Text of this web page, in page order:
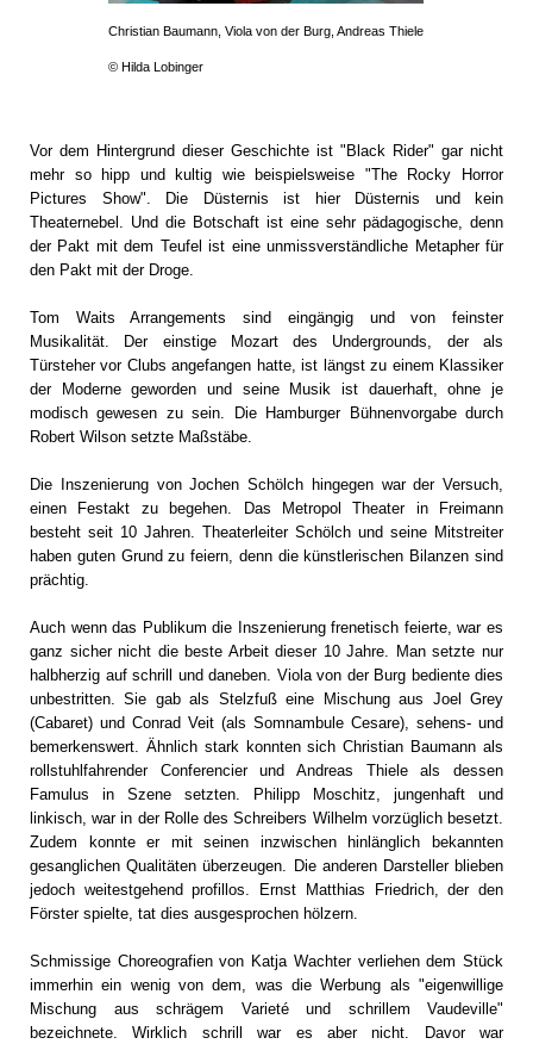
Christian Baumann, Viola von der Burg, Andreas Thiele
© Hilda Lobinger
Vor dem Hintergrund dieser Geschichte ist "Black Rider" gar nicht
mehr so hipp und kultig wie beispielsweise "The Rocky Horror
Pictures Show". Die Düsternis ist hier Düsternis und kein
Theaternebel. Und die Botschaft ist eine sehr pädagogische, denn
der Pakt mit dem Teufel ist eine unmissverständliche Metapher für
den Pakt mit der Droge.
Tom Waits Arrangements sind eingängig und von feinster
Musikalität. Der einstige Mozart des Undergrounds, der als
Türsteher vor Clubs angefangen hatte, ist längst zu einem Klassiker
der Moderne geworden und seine Musik ist dauerhaft, ohne je
modisch gewesen zu sein. Die Hamburger Bühnenvorgabe durch
Robert Wilson setzte Maßstäbe.
Die Inszenierung von Jochen Schölch hingegen war der Versuch,
einen Festakt zu begehen. Das Metropol Theater in Freimann
besteht seit 10 Jahren. Theaterleiter Schölch und seine Mitstreiter
haben guten Grund zu feiern, denn die künstlerischen Bilanzen sind
prächtig.
Auch wenn das Publikum die Inszenierung frenetisch feierte, war es
ganz sicher nicht die beste Arbeit dieser 10 Jahre. Man setzte nur
halbherzig auf schrill und daneben. Viola von der Burg bediente dies
unbestritten. Sie gab als Stelzfuß eine Mischung aus Joel Grey
(Cabaret) und Conrad Veit (als Somnambule Cesare), sehens- und
bemerkenswert. Ähnlich stark konnten sich Christian Baumann als
rollstuhlfahrender Conferencier und Andreas Thiele als dessen
Famulus in Szene setzten. Philipp Moschitz, jungenhaft und
linkisch, war in der Rolle des Schreibers Wilhelm vorzüglich besetzt.
Zudem konnte er mit seinen inzwischen hinlänglich bekannten
gesanglichen Qualitäten überzeugen. Die anderen Darsteller blieben
jedoch weitestgehend profillos. Ernst Matthias Friedrich, der den
Förster spielte, tat dies ausgesprochen hölzern.
Schmissige Choreografien von Katja Wachter verliehen dem Stück
immerhin ein wenig von dem, was die Werbung als "eigenwillige
Mischung aus schrägem Varieté und schrillem Vaudeville"
bezeichnete. Wirklich schrill war es aber nicht. Davor war